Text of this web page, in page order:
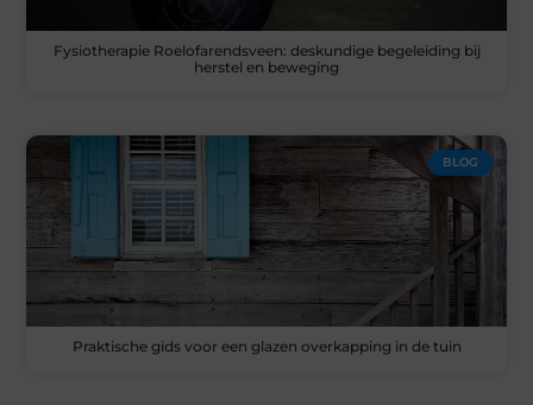
Fysiotherapie Roelofarendsveen: deskundige begeleiding bij
herstel en beweging
BLOG
Praktische gids voor een glazen overkapping in de tuin